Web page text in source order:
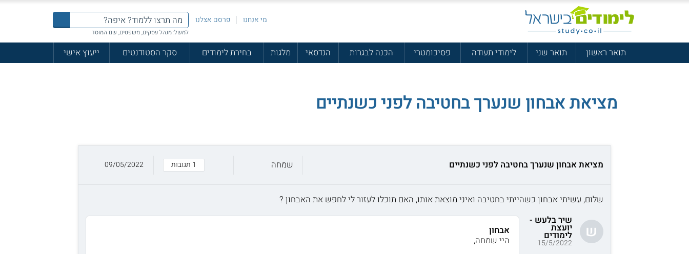
מי אנחנו פרסם אצלנו
למשל: מנהל עסקים, משפטים, שם המוסד
תואר ראשון תואר שני לימודי תעודה פסיכומטרי הכנה לבגרות הנדסאי מלגות בחירת לימודים סקר הסטודנטים ייעוץ אישי
מציאת אבחון שנערך בחטיבה לפני כשנתיים
מציאת אבחון שנערך בחטיבה לפני כשנתיים שמחה 1 תגובות 09/05/2022
שלום, עשיתי אבחון כשהייתי בחטיבה ואיני מוצאת אותו, האם תוכלו לעזור לי לחפש את האבחון ?
ש
שיר בלעש -
יועצת
לימודים
15/5/2022
אבחון
היי שמחה,